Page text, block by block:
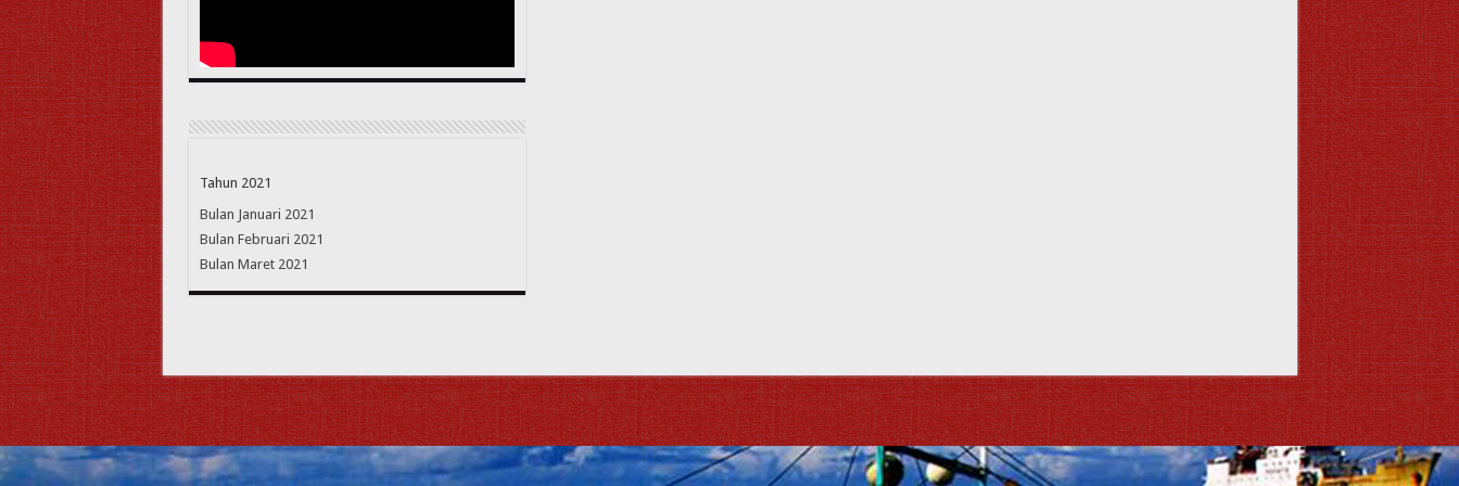
Tahun 2021
Bulan Januari 2021
Bulan Februari 2021
Bulan Maret 2021